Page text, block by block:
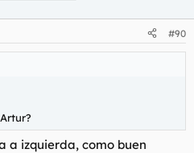
#90
a izquierda, como buen